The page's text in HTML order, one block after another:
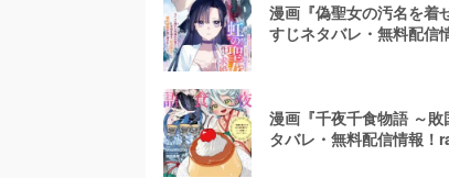
漫画『偽聖女の汚名を着
すじネタバレ・無料配信
漫画『千夜千食物語 ～
タバレ・無料配信情報！